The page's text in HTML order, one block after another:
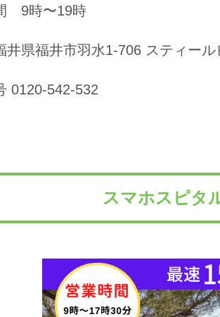
9時〜19時
県福井市羽水1-706 スティール
0120-542-532
スマホスピタ